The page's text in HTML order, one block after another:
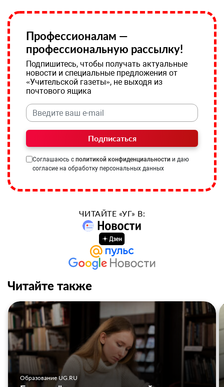
Профессионалам —
профессиональную рассылку!
Подпишитесь, чтобы получать актуальные
новости и специальные предложения от
«Учительской газеты», не выходя из
почтового ящика
Подписаться
Соглашаюсь с политикой конфиденциальности и даю
согласие на обработку персональных данных
ЧИТАЙТЕ «УГ» В:
Читайте также
Образование UG.RU